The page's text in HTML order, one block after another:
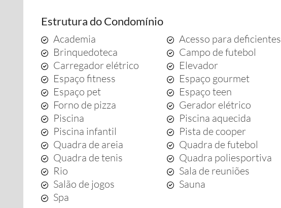
Estrutura do Condomínio
Academia Acesso para deficientes
Brinquedoteca
Campo de futebol
Carregador elétrico
Elevador
Espaço fitness
Espaço gourmet
Espaço pet
Espaço teen
Forno de pizza
Gerador elétrico
Piscina
Piscina aquecida
Piscina infantil
Pista de cooper
Quadra de areia
Quadra de futebol
Quadra de tenis
Quadra poliesportiva
Rio
Sala de reuniões
Salão de jogos
Sauna
Spa